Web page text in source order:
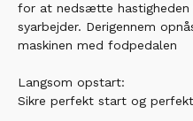
for at nedsætte hastigheden
syarbejder. Derigennem
maskinen med fodpedalen
Langsom opstart:
Sikre perfekt start og